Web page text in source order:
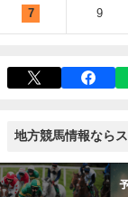
7 9
地方競馬情報なら